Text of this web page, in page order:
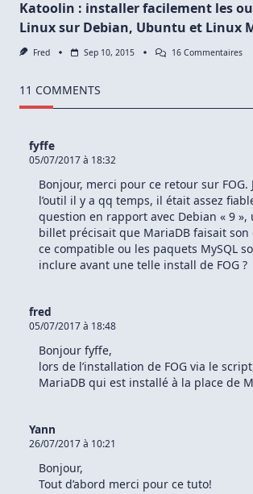
Katoolin : installer facilement les
Linux sur Debian, Ubuntu et Linux
Fred Sep 10, 2015 16 CommentairesSur
11 COMMENTS
fyffe
05/07/2017 à 18:32
Bonjour, merci pour ce retour sur FOG.
l’outil il y a qq temps, il était assez
question en rapport avec Debian « 9 »,
billet précisait que MariaDB faisait son
ce compatible ou les paquets MySQL
inclure avant une telle install de FOG ?
fred
05/07/2017 à 18:48
Bonjour fyffe,
lors de l’installation de FOG via le
MariaDB qui est installé à la place de
Yann
26/07/2017 à 10:21
Bonjour,
Tout d’abord merci pour ce tuto!